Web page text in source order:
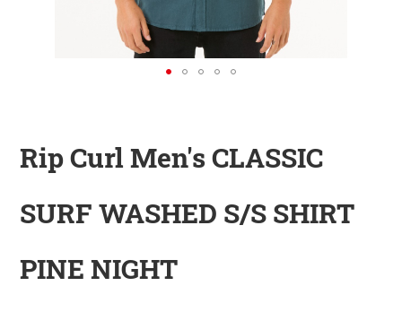
DAS IST INSIDER
Rip Curl Men's CLASSIC
SURF WASHED S/S SHIRT
PINE NIGHT